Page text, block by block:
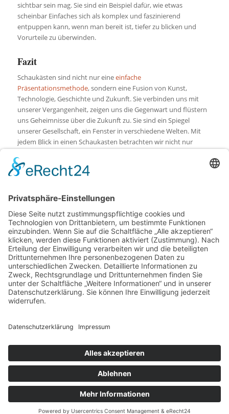
sichtbar sein mag. Sie sind ein Beispiel dafür, wie etwas
scheinbar Einfaches sich als komplex und faszinierend
entpuppen kann, wenn man bereit ist, tiefer zu blicken und
Vorurteile zu überwinden.
Fazit
Schaukästen sind nicht nur eineeinfache
Präsentationsmethode, sondern eine Fusion von Kunst,
Technologie, Geschichte und Zukunft. Sie verbinden uns mit
unserer Vergangenheit, zeigen uns die Gegenwart und flüstern
uns Geheimnisse über die Zukunft zu. Sie sind ein Spiegel
unserer Gesellschaft, ein Fenster in verschiedene Welten. Mit
jedem Blick in einen Schaukasten betrachten wir nicht nur
Welt, in der Oberflächlichkeit oft regiert, erinnern uns
Schaukästen daran, tiefer zu blicken. Es ist Zeit, hinter das Glas
Bei setupmagazine dreht sich alles um Style, Health, Wealth &
Life. Bleibe mit uns in Verbindung und entdecke, wie
Schaukästen dich inspirieren können. Hinterlasse einen
Kommentar, teile diesen Beitrag, und werde Teil einer
Gemeinschaft, die mehr wissen und mehr leben will. Wir sehen
uns im nächsten Beitrag!
Bildnachweis:
Emil – stock.adobe.com
Vittaya_25 – stock.adobe.com
© Copyright - Setup Magazine
Datenschutz
Impressum